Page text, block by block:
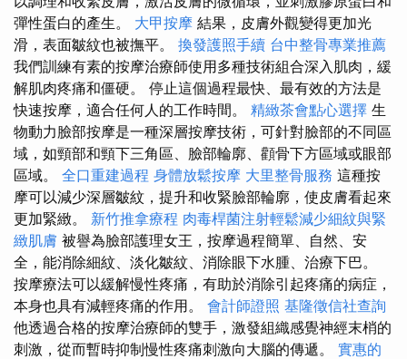
彈性蛋白的產生。 大甲按摩 結果，皮膚外觀變得更加光
滑，表面皺紋也被撫平。 換發護照手續 台中整骨專業推薦
我們訓練有素的按摩治療師使用多種技術組合深入肌肉，緩
解肌肉疼痛和僵硬。 停止這個過程最快、最有效的方法是
快速按摩，適合任何人的工作時間。 精緻茶會點心選擇 生
物動力臉部按摩是一種深層按摩技術，可針對臉部的不同區
域，如頸部和頸下三角區、臉部輪廓、顴骨下方區域或眼部
區域。 全口重建過程 身體放鬆按摩 大里整骨服務 這種按
摩可以減少深層皺紋，提升和收緊臉部輪廓，使皮膚看起來
更加緊緻。 新竹推拿療程 肉毒桿菌注射輕鬆減少細紋與緊
緻肌膚 被譽為臉部護理女王，按摩過程簡單、自然、安
全，能消除細紋、淡化皺紋、消除眼下水腫、治療下巴。
按摩療法可以緩解慢性疼痛，有助於消除引起疼痛的病症，
本身也具有減輕疼痛的作用。 會計師證照 基隆徵信社查詢
他透過合格的按摩治療師的雙手，激發組織感覺神經末梢的
刺激，從而暫時抑制慢性疼痛刺激向大腦的傳遞。 實惠的